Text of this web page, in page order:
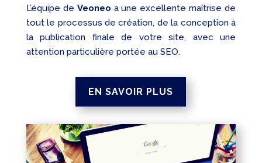
L’équipe de Veoneo a une excellente maîtrise de
tout le processus de création, de la conception à
la publication finale de votre site, avec une
attention particulière portée au SEO.
EN SAVOIR PLUS